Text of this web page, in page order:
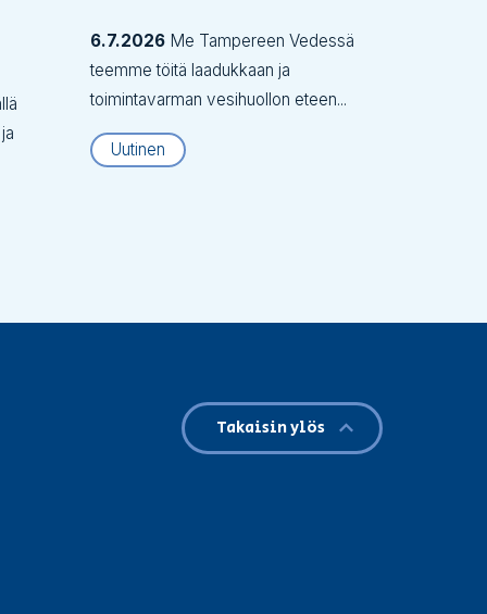
6.7.2026 Me Tampereen Vedessä
teemme töitä laadukkaan ja
toimintavarman vesihuollon eteen...
Uutinen
Takaisin ylös